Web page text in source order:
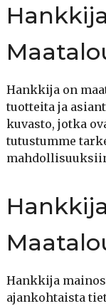
Hankkija on
tuotteita ja
kuvasto, jotka
tutustumme
Hankkija
ajankohtaista